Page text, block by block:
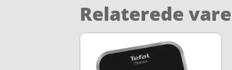
Relaterede